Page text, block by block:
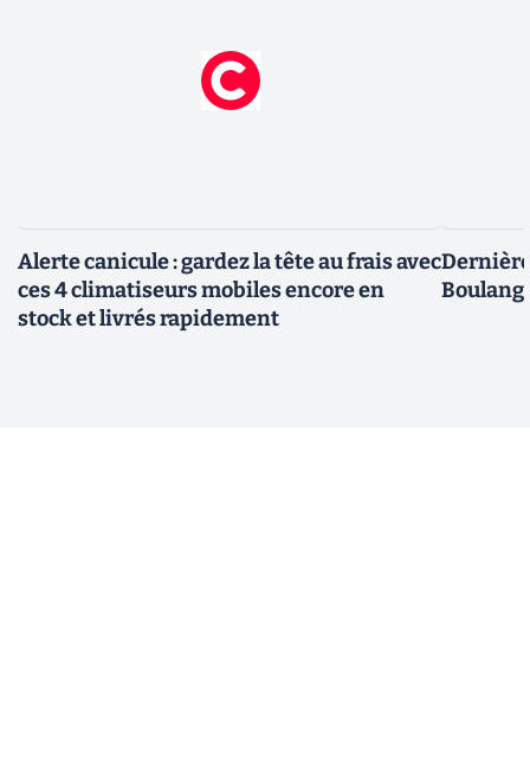
Alerte canicule : gardez la tête au frais avec
ces 4 climatiseurs mobiles encore en
stock et livrés rapidement